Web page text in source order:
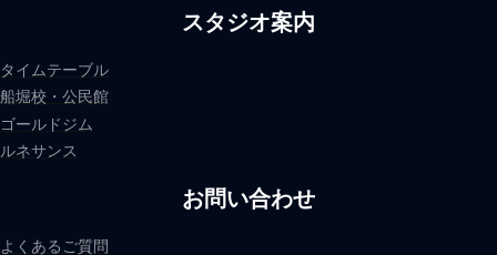
スタジオ案内
タイムテーブル
船堀校・公民館
ゴールドジム
ルネサンス
お問い合わせ
よくあるご質問